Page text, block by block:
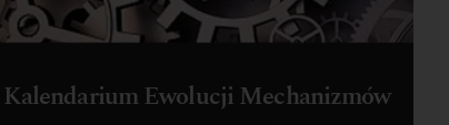
Kalendarium Ewolucji Mechanizmów